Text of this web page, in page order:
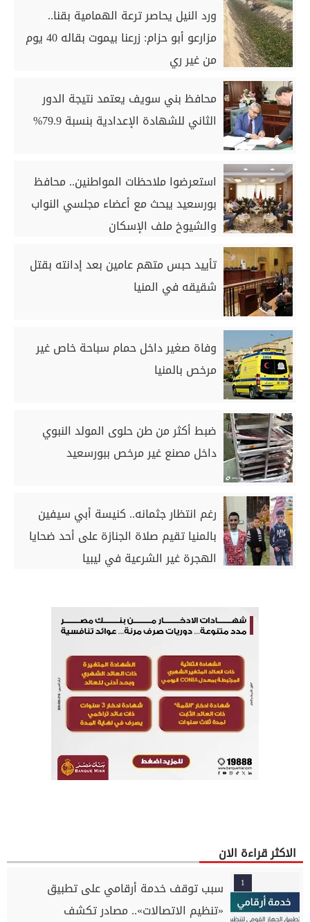
ورد النيل يحاصر ترعة الهمامية بقنا..
مزارعو أبو حزام: زرعنا بيموت بقاله 40 يوم
من غير ري
محافظ بني سويف يعتمد نتيجة الدور
الثاني للشهادة الإعدادية بنسبة 79.9%
استعرضوا ملاحظات المواطنين.. محافظ
بورسعيد يبحث مع أعضاء مجلسي النواب
والشيوخ ملف الإسكان
تأييد حبس متهم عامين بعد إدانته بقتل
شقيقه في المنيا
وفاة صغير داخل حمام سباحة خاص غير
مرخص بالمنيا
ضبط أكثر من طن حلوى المولد النبوي
داخل مصنع غير مرخص ببورسعيد
رغم انتظار جثمانه.. كنيسة أبي سيفين
بالمنيا تقيم صلاة الجنازة على أحد ضحايا
الهجرة غير الشرعية في ليبيا
الاكثر قراءة الان
1
سبب توقف خدمة أرقامي على تطبيق
«تنظيم الاتصالات».. مصادر تكشف